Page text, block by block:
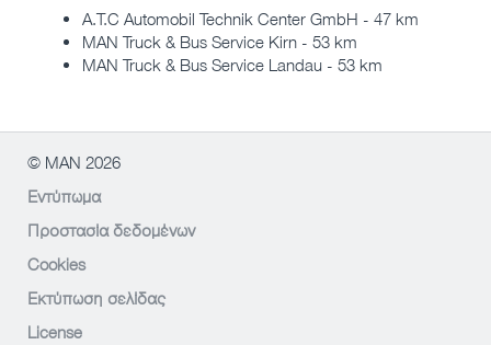
A.T.C Automobil Technik Center GmbH - 47 km
MAN Truck & Bus Service Kirn - 53 km
MAN Truck & Bus Service Landau - 53 km
© MAN 2026
Εντύπωμα
Προστασία δεδομένων
Cookies
Εκτύπωση σελίδας
License